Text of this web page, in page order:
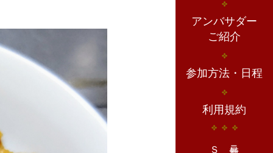
アンバサダー
ご紹介
参加方法・日程
利用規約